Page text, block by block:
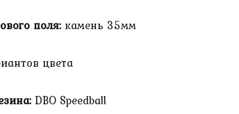
поля: камень 35мм
цвета
DBO Speedball